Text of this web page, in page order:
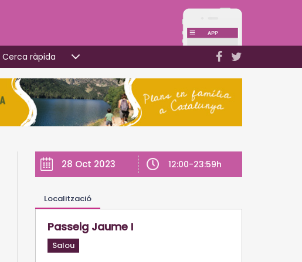
Cerca ràpida
28 Oct 2023 12:00-23:59h
Localització
Passeig Jaume I
Salou